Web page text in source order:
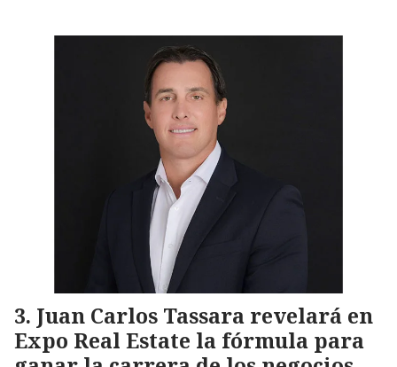
Juan Carlos Tassara revelará en
Expo Real Estate la fórmula para